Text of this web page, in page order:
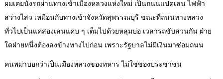
ผมเคยนั่งรถผ่านทางเข้าเมืองหลวงแห่งใหม่ เป็นถนนแปดเลน ไฟฟ้า
สว่างไสว เหมือนกับทางเข้าจังหวัดสุพรรณบุรี ขณะที่ถนนทางหลวง
ทั่วไปเป็นแค่สองเลนแคบ ๆ เต็มไปด้วยหลุมบ่อ เวลารถขับสวนกัน ฝ่าย
ใดฝ่ายหนึ่งต้องลงข้างทางไปก่อน เพราะรัฐบาลไม่มีเงินมาซ่อมถนน
คนพม่าบอกว่าเป็นเมืองหลวงของทหาร ไม่ใช่ของประชาชน